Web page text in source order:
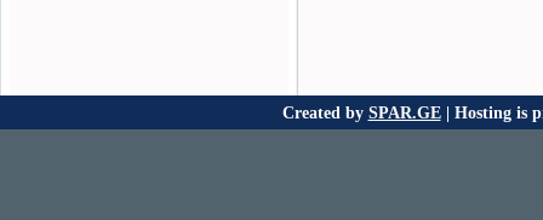
Created by SPAR.GE| Hosting is